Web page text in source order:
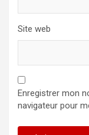
Site web
Enregistrer mon
navigateur pour